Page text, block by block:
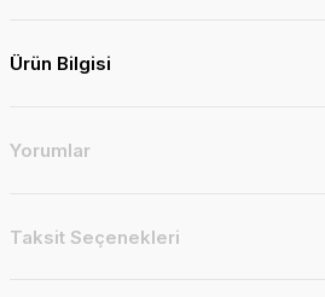
Ürün Bilgisi
Yorumlar
Taksit Seçenekleri